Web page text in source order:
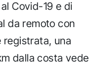
Covid-19 e di
da remoto con
registrata, una
dalla costa vede